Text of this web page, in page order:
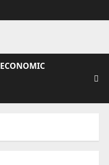
ECONOMIC